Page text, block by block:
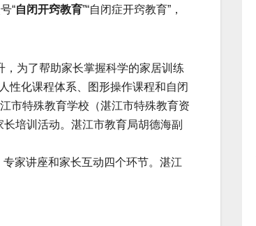
“自闭开窍教育”“自闭症开窍教育”，
为了帮助家长掌握科学的家居训练
性化课程体系、图形操作课程和自闭
市特殊教育学校（湛江市特殊教育资
培训活动。湛江市教育局胡德海副
家讲座和家长互动四个环节。湛江